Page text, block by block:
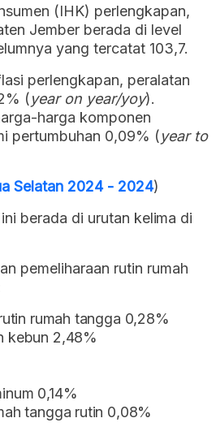
(IHK) perlengkapan,
Jember berada di level
yang tercatat 103,7.
perlengkapan, peralatan
(year on year/yoy).
harga komponen
pertumbuhan 0,09% (year to
Selatan 2024 - 2024)
berada di urutan kelima di
pemeliharaan rutin rumah
rumah tangga 0,28%
kebun 2,48%
0,14%
tangga rutin 0,08%